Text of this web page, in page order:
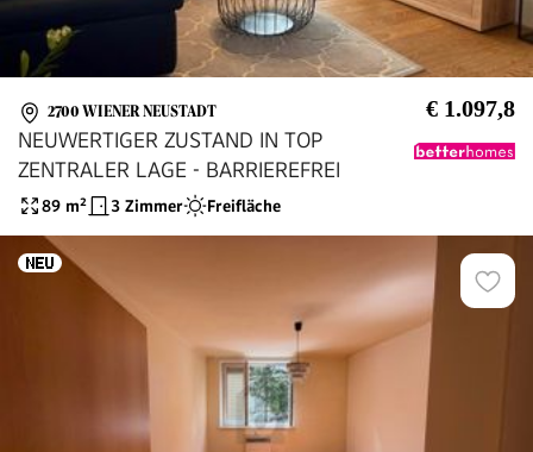
2700 WIENER NEUSTADT € 1.097,8
NEUWERTIGER ZUSTAND IN TOP
ZENTRALER LAGE - BARRIEREFREI
89 m² 3 Zimmer Freifläche